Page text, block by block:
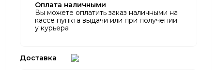
Оплата наличными
Вы можете оплатить заказ наличными на
кассе пункта выдачи или при получении
у курьера
Доставка